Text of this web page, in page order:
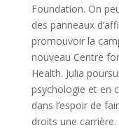
Foundation. On
des panneaux
promouvoir la
nouveau Centre
Health. Julia
psychologie et en
dans l’espoir de
droits une carrière.